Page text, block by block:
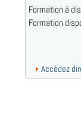
Formation à
Formation
Accédez